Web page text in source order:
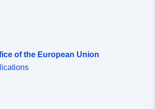
of the European Union